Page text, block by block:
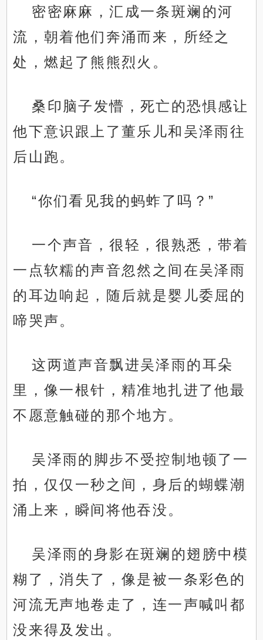
密密麻麻，汇成一条斑斓的河
流，朝着他们奔涌而来，所经之
处，燃起了熊熊烈火。
桑印脑子发懵，死亡的恐惧感让
他下意识跟上了董乐儿和吴泽雨往
后山跑。
“你们看见我的蚂蚱了吗？”
一个声音，很轻，很熟悉，带着
一点软糯的声音忽然之间在吴泽雨
的耳边响起，随后就是婴儿委屈的
啼哭声。
这两道声音飘进吴泽雨的耳朵
里，像一根针，精准地扎进了他最
不愿意触碰的那个地方。
吴泽雨的脚步不受控制地顿了一
拍，仅仅一秒之间，身后的蝴蝶潮
涌上来，瞬间将他吞没。
吴泽雨的身影在斑斓的翅膀中模
糊了，消失了，像是被一条彩色的
河流无声地卷走了，连一声喊叫都
没来得及发出。